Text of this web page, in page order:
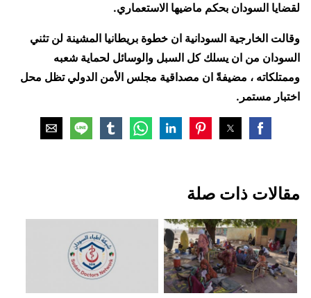
لقضايا السودان بحكم ماضيها الاستعماري.
وقالت الخارجية السودانية ان خطوة بريطانيا المشينة لن تثني
السودان من ان يسلك كل السبل والوسائل لحماية شعبه
وممتلكاته ، مضيفةً ان مصداقية مجلس الأمن الدولي تظل محل
اختبار مستمر.
مقالات ذات صلة